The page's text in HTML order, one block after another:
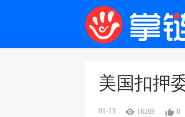
美国扣押
01-13 16269 0